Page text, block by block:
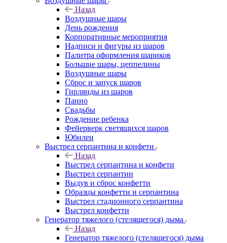
Назад
Воздушные шары
День рождения
Корпоративные мероприятия
Надписи и фигуры из шаров
Палитра оформления шариков
Большие шары, цеппелины
Воздушные шары
Сброс и запуск шаров
Гирлянды из шаров
Панно
Свадьбы
Рождение ребенка
Фейерверк светящихся шаров
Юбилеи
Выстрел серпантина и конфети
Назад
Выстрел серпантина и конфети
Выстрел серпантин
Выдув и сброс конфетти
Образцы конфетти и серпантина
Выстрел стадионного серпантина
Выстрел конфетти
Генератор тяжелого (стелящегося) дыма
Назад
Генератор тяжелого (стелящегося) дыма